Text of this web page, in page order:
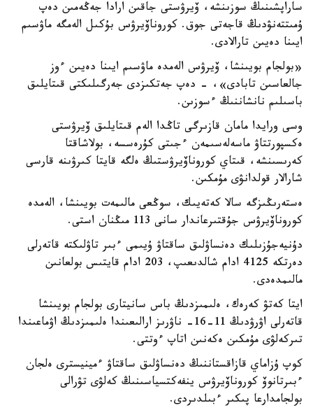
ساراپشىنىڭ سوزىنشە، ۆيرۋستى جاقىن ارادا جەڭەمىن دەپ
ۇمىتتەنۋدىڭ قاجەتى جوق. كوروناۆيرۋس بۇكىل الەمگە ماۋسىم
ايىنا دەيىن تارالادى.
«بولجام بويىنشا، ۆيرۋس الەمدە ماۋسىم ايىنا دەيىن ءوز
جالعاسىن تابادى»، - دەپ جەتكىزدى جەرگىلىكتى قىتايلىق
باسىلىم نانشاننىڭ ءسوزىن.
وسى ورايدا مامان قازىرگى تاڭدا الەم قىتايلىق ۆيرۋستى
ەكسپورتتاۋ ماسەلەسىمەن ءجىتى كۇرەسسە، بولاشاقتا
كەرىسىنشە، قىتاي كوروناۆيرۋستىڭ ەلگە قايتا كىرۋىنە قارسى
شارالار قولدانۋى مۇمكىن.
ەستەرىڭىزگە سالا كەتەيىك، سوڭعى مالىمەت بويىنشا، الەمدە
كوروناۆيرۋس جۇقتىرعاندار سانى 113 مىڭنان استى.
دۇنيەجۇزىلىك دەنساۋلىق ساقتاۋ ۇيىمى ءبىر تاۋلىكتە قاتەرلى
دەرتكە 4125 ادام شالدىعىپ، 203 ادام قايتىس بولعانىن
مالىمدەدى.
ايتا كەتۋ كەرەك، ەلىمىزدىڭ باس سانيتارى بولجام بويىنشا
قاتەرلى اۋرۋدىڭ 11-16- ناۋرىز ارالىعىندا ەلىمىزدىڭ اۋماعىندا
تىركەلۋى مۇمكىن ەكەنىن اتاپ ءوتتى.
كوپ ۇزاماي قازاقستاننىڭ دەنساۋلىق ساقتاۋ ءمينيسترى ەلجان
ءبىرتانوۆ كوروناۆيرۋس ينفەكتسياسىنىڭ كەلۋى تۋرالى
بولجامدارعا پىكىر ءبىلدىردى.